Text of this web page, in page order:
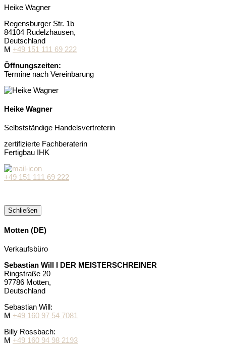
Heike Wagner
Regensburger Str. 1b
84104 Rudelzhausen,
Deutschland
M +49 151 111 69 222
Öffnungszeiten:
Termine nach Vereinbarung
Heike Wagner
Selbstständige Handelsvertreterin
zertifizierte Fachberaterin
Fertigbau IHK
+49 151 111 69 222
Schließen
Motten (DE)
Verkaufsbüro
Sebastian Will I DER MEISTERSCHREINER
Ringstraße 20
97786 Motten,
Deutschland
Sebastian Will:
M +49 160 97 54 7081
Billy Rossbach:
M +49 160 94 98 2193